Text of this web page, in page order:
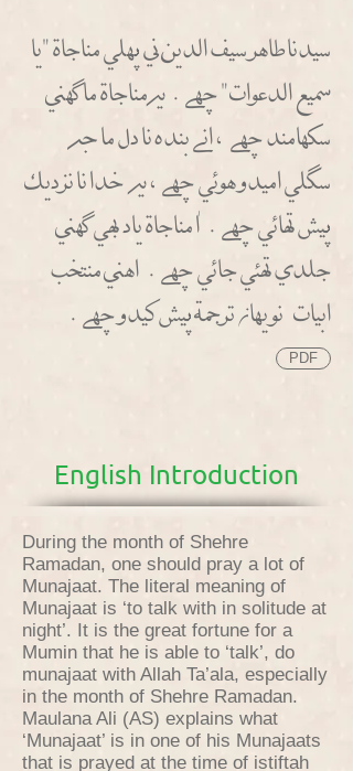
سيدنا طاهر سيف الدين ني ثثهلي مناجاة "يا
سميع الدعوات" ححهسس. يه مناجاة ما ككهني
سكهامند ححهسس ، انسس بنده نا دل ما جه
سككلي اميدو هوئي ححهسس، يه خدا نا نزديك
ثثيش تهائي ححهسس. اْ مناجاة ياد بهي ككهني
جلدي تهئي جائي ححهسس. اهني منتخب
ابيات نو يهاطط ترجمة ثثيش كيدو ححهسس.
PDF
English Introduction
During the month of Shehre
Ramadan, one should pray a lot of
Munajaat. The literal meaning of
Munajaat is ‘to talk with in solitude at
night’. It is the great fortune for a
Mumin that he is able to ‘talk’, do
munajaat with Allah Ta’ala, especially
in the month of Shehre Ramadan.
Maulana Ali (AS) explains what
‘Munajaat’ is in one of his Munajaats
that is prayed at the time of istiftah